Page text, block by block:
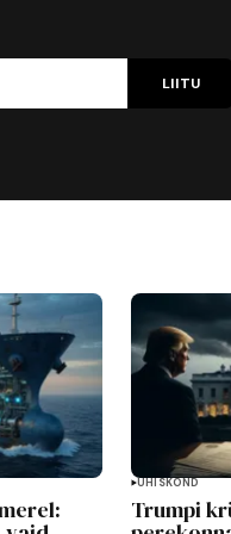
LIITU
ÜHISKOND
Trumpi